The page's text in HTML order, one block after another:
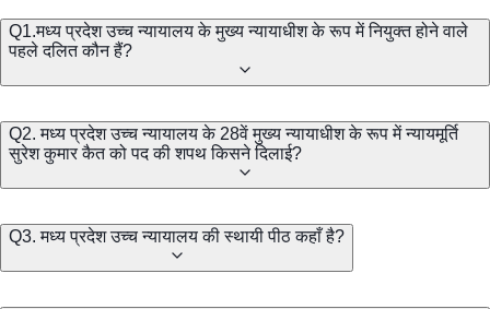
Q1.मध्य प्रदेश उच्च न्यायालय के मुख्य न्यायाधीश के रूप में नियुक्त होने वाले
पहले दलित कौन हैं?
Q2. मध्य प्रदेश उच्च न्यायालय के 28वें मुख्य न्यायाधीश के रूप में न्यायमूर्ति
सुरेश कुमार कैत को पद की शपथ किसने दिलाई?
Q3. मध्य प्रदेश उच्च न्यायालय की स्थायी पीठ कहाँ है?